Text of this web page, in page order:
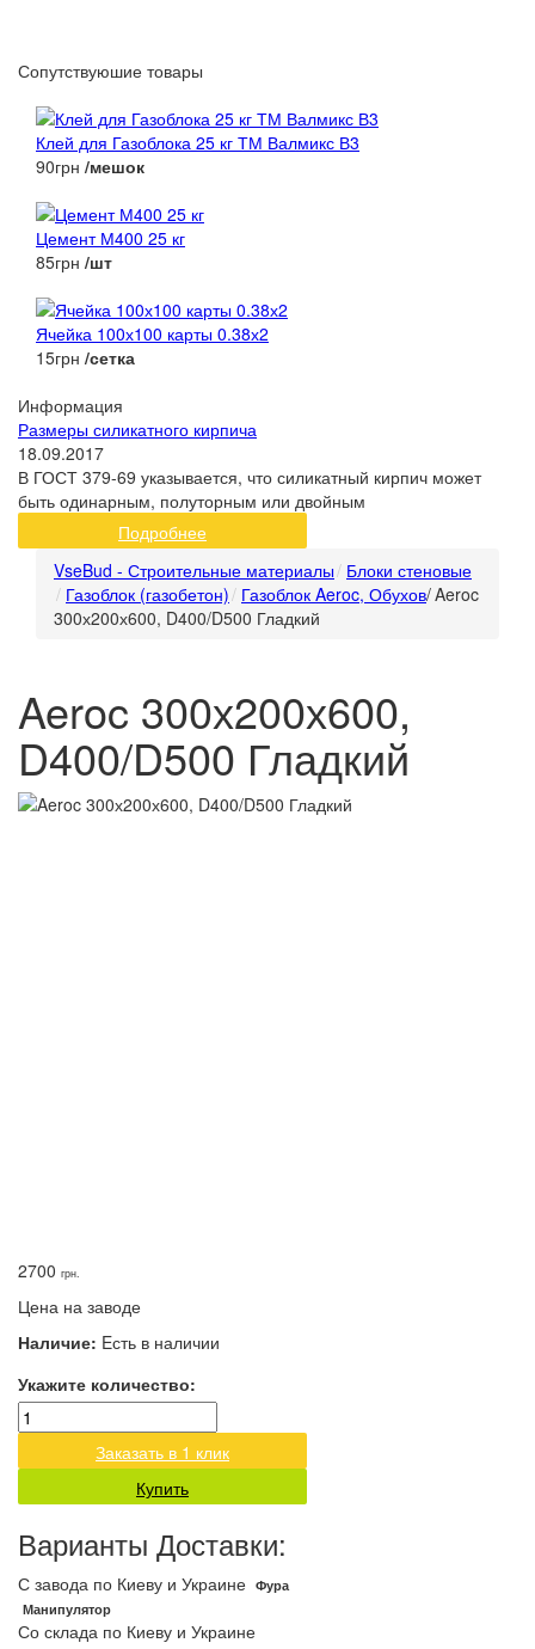
Сопутствуюшие товары
Клей для Газоблока 25 кг ТМ Валмикс В3
90грн /мешок
Цемент М400 25 кг
85грн /шт
Ячейка 100х100 карты 0.38х2
15грн /сетка
Информация
Размеры силикатного кирпича
18.09.2017
В ГОСТ 379-69 указывается, что силикатный кирпич может
быть одинарным, полуторным или двойным
Подробнее
VseBud - Строительные материалы Блоки стеновые
Газоблок (газобетон) Газоблок Aeroc, Обухов/Aeroc
300х200х600, D400/D500 Гладкий
Aeroc 300х200х600,
D400/D500 Гладкий
2700 грн.
Цена на заводе
Наличие: Eсть в наличии
Укажите количество:
Заказать в 1 клик
Купить
Варианты Доставки:
С завода по Киеву и Украине Фура
Манипулятор
Со склада по Киеву и Украине